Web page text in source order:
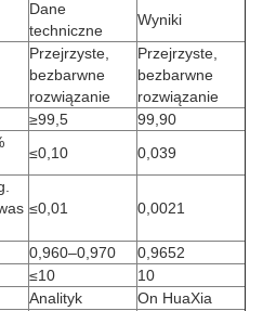
Dane
techniczne
Wyniki
Przejrzyste,
bezbarwne
rozwiązanie
Przejrzyste,
bezbarwne
rozwiązanie
≥99,5
99,90
≤0,10 0,039
≤0,01 0,0021
0,960–0,970
0,9652
≤10
10
Analityk
On HuaXia